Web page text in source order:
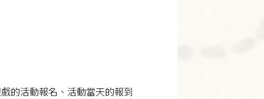
的活動報名、活動當天的報到